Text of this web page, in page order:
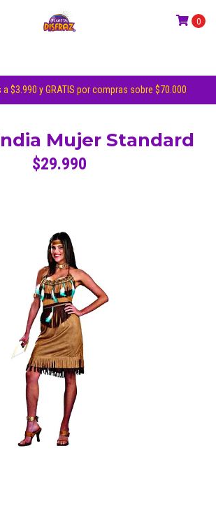
$3.990 y GRATIS por compras sobre $70.000
0
Mujer Standard
$29.990